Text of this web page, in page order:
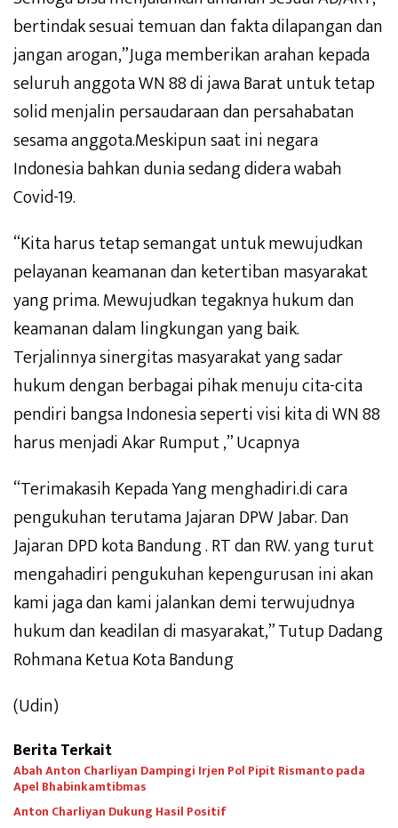
bertindak sesuai temuan dan fakta dilapangan dan
jangan arogan,”Juga memberikan arahan kepada
seluruh anggota WN 88 di jawa Barat untuk tetap
solid menjalin persaudaraan dan persahabatan
sesama anggota.Meskipun saat ini negara
Indonesia bahkan dunia sedang didera wabah
Covid-19.
“Kita harus tetap semangat untuk mewujudkan
pelayanan keamanan dan ketertiban masyarakat
yang prima. Mewujudkan tegaknya hukum dan
keamanan dalam lingkungan yang baik.
Terjalinnya sinergitas masyarakat yang sadar
hukum dengan berbagai pihak menuju cita-cita
pendiri bangsa Indonesia seperti visi kita di WN 88
harus menjadi Akar Rumput ,” Ucapnya
“Terimakasih Kepada Yang menghadiri.di cara
pengukuhan terutama Jajaran DPW Jabar. Dan
Jajaran DPD kota Bandung . RT dan RW. yang turut
mengahadiri pengukuhan kepengurusan ini akan
kami jaga dan kami jalankan demi terwujudnya
hukum dan keadilan di masyarakat,” Tutup Dadang
Rohmana Ketua Kota Bandung
(Udin)
Berita Terkait
Abah Anton Charliyan Dampingi Irjen Pol Pipit Rismanto pada
Apel Bhabinkamtibmas
Anton Charliyan Dukung Hasil Positif